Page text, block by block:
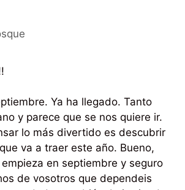
Ya ha llegado. Tanto
y parece que se nos quiere ir.
lo más divertido es descubrir
va a traer este año. Bueno,
en septiembre y seguro
de vosotros que dependeis